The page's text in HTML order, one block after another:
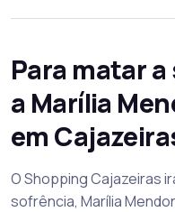
Para matar
a Marília
em
O Shopping Cajazeiras
sofrência, Marília